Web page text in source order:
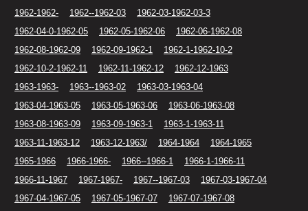
1962-1962-
1962--1962-03
1962-03-1962-03-3
1962-04-0-1962-05
1962-05-1962-06
1962-06-1962-08
1962-08-1962-09
1962-09-1962-1
1962-1-1962-10-2
1962-10-2-1962-11
1962-11-1962-12
1962-12-1963
1963-1963-
1963--1963-02
1963-03-1963-04
1963-04-1963-05
1963-05-1963-06
1963-06-1963-08
1963-08-1963-09
1963-09-1963-1
1963-1-1963-11
1963-11-1963-12
1963-12-1963/ 1964-1964
1964-1965
1965-1966
1966-1966- 1966--1966-1
1966-1-1966-11
1966-11-1967
1967-1967- 1967--1967-03
1967-03-1967-04
1967-04-1967-05
1967-05-1967-07
1967-07-1967-08